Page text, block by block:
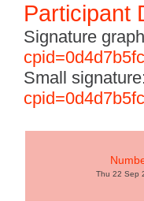
Participant
Signature
Small signature:
Thu 22 Sep